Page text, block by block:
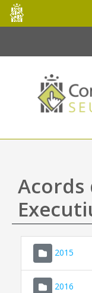
Salta al contingut
Consell
de
Mallorca
Acords
2015
2016